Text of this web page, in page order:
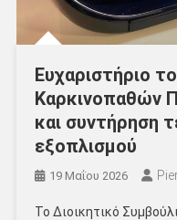
Ευχαριστήριο
Καρκινοπαθών
και συντήρηση
εξοπλισμού
19 Μαΐου 2026
Το Διοικητικό